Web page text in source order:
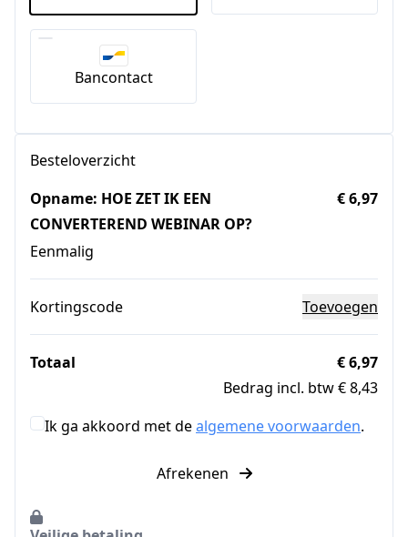
Bancontact
Besteloverzicht
Opname: HOE ZET IK EEN
CONVERTEREND WEBINAR OP?
Eenmalig
€ 6,97
Kortingscode Toevoegen
Totaal
€ 6,97
Bedrag incl. btw € 8,43
Ik ga akkoord met dealgemene voorwaarden.
Afrekenen